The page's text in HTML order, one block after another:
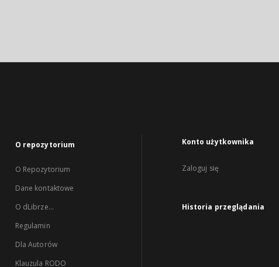
O repozytorium
O Repozytorium
Dane kontaktowe
O dLibrze...
Regulamin
Dla Autorów
Klauzula RODO
Konto użytkownika
Zaloguj się
Historia przeglądania